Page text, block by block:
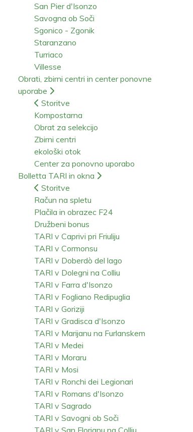
San Pier d'Isonzo
Savogna ob Soči
Sgonico - Zgonik
Staranzano
Turriaco
Villesse
Obrati, zbirni centri in center ponovne
uporabe
Storitve
Kompostarna
Obrat za selekcijo
Zbirni centri
ekološki otok
Center za ponovno uporabo
Bolletta TARI in okna
Storitve
Račun na spletu
Plačila in obrazec F24
Družbeni bonus
TARI v Caprivi pri Friuliju
TARI v Cormonsu
TARI v Doberdò del lago
TARI v Dolegni na Colliu
TARI v Farra d'Isonzo
TARI v Fogliano Redipuglia
TARI v Goriziji
TARI v Gradisca d'Isonzo
TARI v Marijanu na Furlanskem
TARI v Medei
TARI v Moraru
TARI v Mosi
TARI v Ronchi dei Legionari
TARI v Romans d'Isonzo
TARI v Sagrado
TARI v Savogni ob Soči
TARI v San Florjanu na Colliu